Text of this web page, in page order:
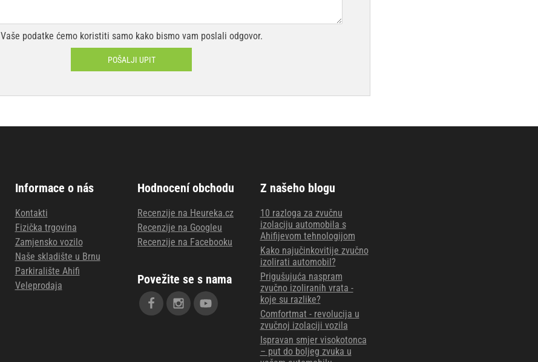
Vaše podatke ćemo koristiti samo kako bismo vam poslali odgovor.
POŠALJI UPIT
Informace o nás
Kontakti
Fizička trgovina
Zamjensko vozilo
Naše skladište u Brnu
Parkiralište Ahifi
Veleprodaja
Hodnocení obchodu
Recenzije na Heureka.cz
Recenzije na Googleu
Recenzije na Facebooku
Povežite se s nama
Z našeho blogu
10 razloga za zvučnu
izolaciju automobila s
Ahifijevom tehnologijom
Kako najučinkovitije zvučno
izolirati automobil?
Prigušujuća naspram
zvučno izoliranih vrata -
koje su razlike?
Comfortmat - revolucija u
zvučnoj izolaciji vozila
Ispravan smjer visokotonca
– put do boljeg zvuka u